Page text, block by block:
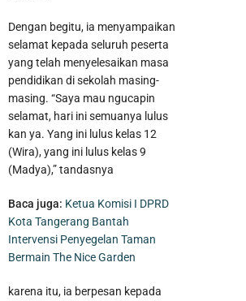
Dengan begitu, ia menyampaikan
selamat kepada seluruh peserta
yang telah menyelesaikan masa
pendidikan di sekolah masing-
masing. “Saya mau ngucapin
selamat, hari ini semuanya lulus
kan ya. Yang ini lulus kelas 12
(Wira), yang ini lulus kelas 9
(Madya),” tandasnya
Baca juga: Ketua Komisi I DPRD
Kota Tangerang Bantah
Intervensi Penyegelan Taman
Bermain The Nice Garden
karena itu, ia berpesan kepada